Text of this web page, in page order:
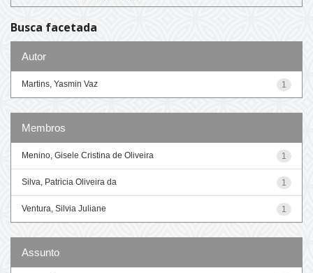
Busca facetada
Autor
1
Martins, Yasmin Vaz
Membros
1
Menino, Gisele Cristina de Oliveira
1
Silva, Patricia Oliveira da
1
Ventura, Silvia Juliane
Assunto